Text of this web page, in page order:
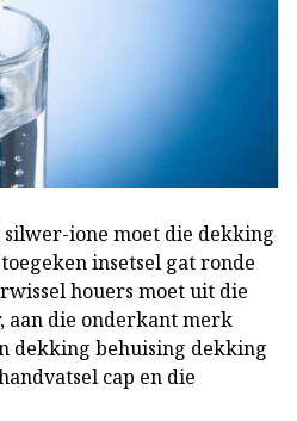
ione moet die dekking
insetsel gat ronde
houers moet uit die
aan die onderkant merk
dekking behuising dekking
cap en die